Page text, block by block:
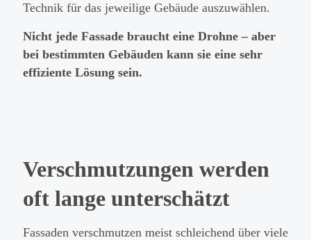
Technik für das jeweilige Gebäude auszuwählen.
Nicht jede Fassade braucht eine Drohne – aber
bei bestimmten Gebäuden kann sie eine sehr
effiziente Lösung sein.
Verschmutzungen werden
oft lange unterschätzt
Fassaden verschmutzen meist schleichend über viele